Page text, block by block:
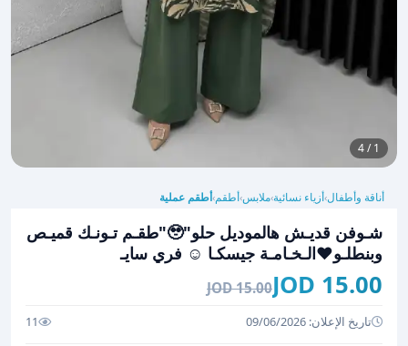
1 / 4
أناقة وأطفال›أزياء نسائية›ملابس›أطقم›أطقم عملية
شـوفن قديـش هالموديل حلو"🥹"طقـم تـونـك قميـص
وبنطلـو❤️الـخـامـة جيسكـا ☺️ فري سايـ
15.00 JOD
15.00 JOD
تاريخ الإعلان: 09/06/2026 11